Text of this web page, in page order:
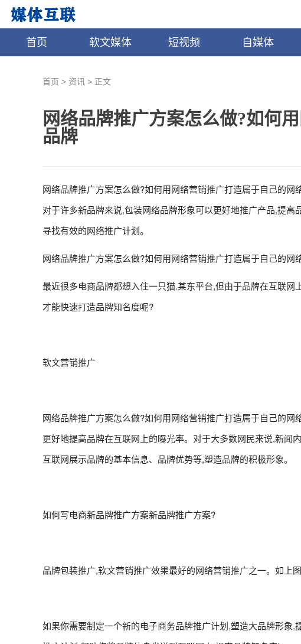
首页 软文媒体 短视频 自媒体
首页 > 资讯 > 正文
网络品牌推广方案怎么做?如何
品牌
网络品牌推广方案怎么做?如何用网络营销推广打造属于自己的
对于许多新品牌来说,包装网络品牌形象可以更好地推广产品,提
寻找有效的网络推广计划。
网络品牌推广方案怎么做?如何用网络营销推广打造属于自己的
最近很多电商品牌都想入住一只猫.某东平台,但由于品牌在互联
才能快速打造品牌知名度呢?
软文营销推广
网络品牌推广方案怎么做?如何用网络营销推广打造属于自己的
更好地提高品牌在互联网上的曝光率。对于大多数网民来说,新闻
互联网展示品牌的基本信息、品牌优势等,塑造品牌的积极形象。
如何写电商新品牌推广方案新品牌推广方案?
品牌包装推广,软文营销推广效果最好的网络营销推广之一。如上
如果你需要制定一个新的电子商务品牌推广计划,塑造大品牌形象